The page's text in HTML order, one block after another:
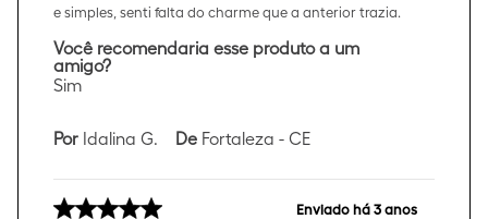
e simples, senti falta do charme que a anterior trazia.
Você recomendaria esse produto a um
amigo?
Sim
Por Idalina G. De Fortaleza - CE
Enviado há 3 anos